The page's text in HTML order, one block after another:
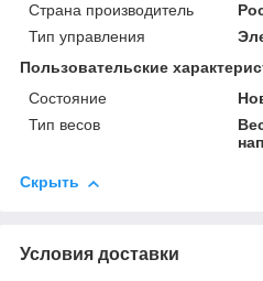
Страна производитель
Тип управления
Пользовательские
Состояние
Тип весов
Скрыть
Условия доставки